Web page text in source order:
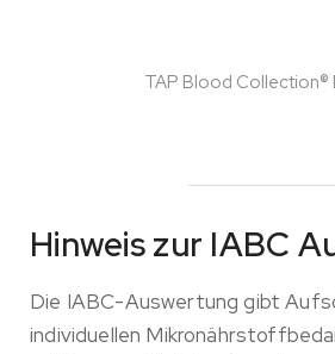
TAP Blood Collection®
Hinweis zur IABC
Die IABC-Auswertung gibt
individuellen